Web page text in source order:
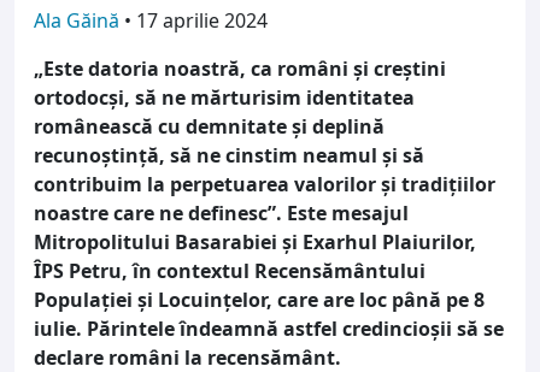
Ala Găină • 17 aprilie 2024
„Este datoria noastră, ca români și creștini
ortodocși, să ne mărturisim identitatea
românească cu demnitate și deplină
recunoștință, să ne cinstim neamul și să
contribuim la perpetuarea valorilor și tradițiilor
noastre care ne definesc”. Este mesajul
Mitropolitului Basarabiei și Exarhul Plaiurilor,
ÎPS Petru, în contextul Recensământului
Populației și Locuințelor, care are loc până pe 8
iulie. Părintele îndeamnă astfel credincioșii să se
declare români la recensământ.